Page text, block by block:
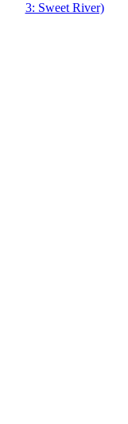
3: Sweet River)